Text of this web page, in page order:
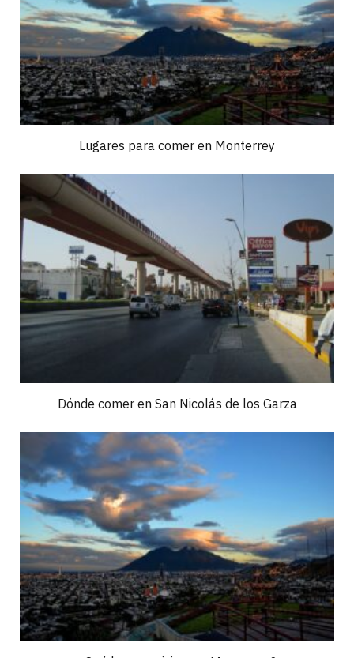
Lugares para comer en Monterrey
Dónde comer en San Nicolás de los Garza